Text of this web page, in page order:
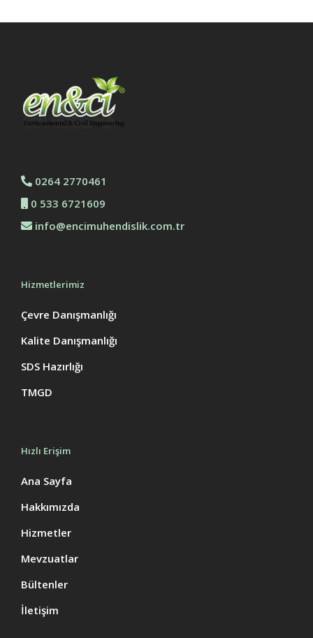
0264 2770461
0 533 6721609
info@encimuhendislik.com.tr
Hizmetlerimiz
Çevre Danışmanlığı
Kalite Danışmanlığı
SDS Hazırlığı
TMGD
Hızlı Erişim
Ana Sayfa
Hakkımızda
Hizmetler
Mevzuatlar
Bültenler
İletişim